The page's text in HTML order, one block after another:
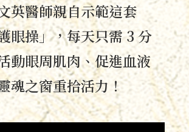
英醫師親自示範這套
眼操」，每天只需 3 分
動眼周肌肉、促進血液
魂之窗重拾活力！